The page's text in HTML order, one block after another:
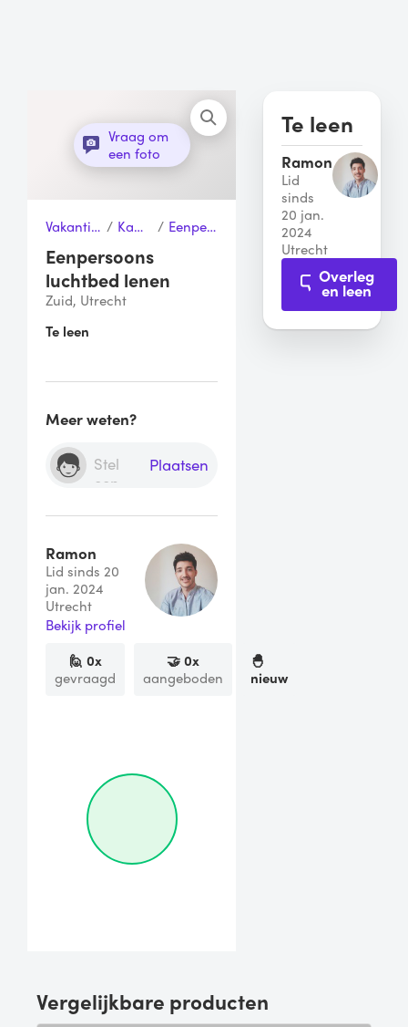
Vraag om
een foto
Vakantie, Sport & Vrije tijd / Kampeerspullen / Eenpersoons luchtbed
Eenpersoons
luchtbed lenen
Zuid, Utrecht
Te leen
Meer weten?
Plaatsen
Ramon
Lid sinds 20
jan. 2024
Utrecht
Bekijk profiel
🙋 0x
gevraagd
🤝0x
aangeboden
🐣
nieuw
Vergelijkbare producten
Te leen
Ramon
Lid
sinds
20 jan.
2024
Utrecht
Overleg
en leen